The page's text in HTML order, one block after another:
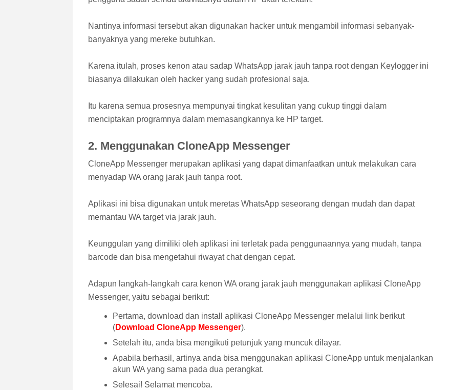
Nantinya informasi tersebut akan digunakan hacker untuk mengambil informasi sebanyak-
banyaknya yang mereke butuhkan.
Karena itulah, proses kenon atau sadap WhatsApp jarak jauh tanpa root dengan Keylogger ini
biasanya dilakukan oleh hacker yang sudah profesional saja.
Itu karena semua prosesnya mempunyai tingkat kesulitan yang cukup tinggi dalam
menciptakan programnya dalam memasangkannya ke HP target.
2. Menggunakan CloneApp Messenger
CloneApp Messenger merupakan aplikasi yang dapat dimanfaatkan untuk melakukan cara
menyadap WA orang jarak jauh tanpa root.
Aplikasi ini bisa digunakan untuk meretas WhatsApp seseorang dengan mudah dan dapat
memantau WA target via jarak jauh.
Keunggulan yang dimiliki oleh aplikasi ini terletak pada penggunaannya yang mudah, tanpa
barcode dan bisa mengetahui riwayat chat dengan cepat.
Adapun langkah-langkah cara kenon WA orang jarak jauh menggunakan aplikasi CloneApp
Messenger, yaitu sebagai berikut:
Pertama, download dan install aplikasi CloneApp Messenger melalui link berikut
(Download CloneApp Messenger).
Setelah itu, anda bisa mengikuti petunjuk yang muncuk dilayar.
Apabila berhasil, artinya anda bisa menggunakan aplikasi CloneApp untuk menjalankan
akun WA yang sama pada dua perangkat.
Selesai! Selamat mencoba.